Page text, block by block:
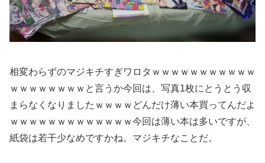
相変わらずのマジキチすぎワロタｗｗｗｗｗｗｗｗｗｗｗ
ｗｗｗｗｗｗｗｗと言うか今回は、写真1枚にとうとう収
まらなくなりましたｗｗｗｗどんだけ薄い本買ってんだよ
ｗｗｗｗｗｗｗｗｗｗｗｗｗ今回は薄い本は多いですが、
紙袋は若干少なめですかね。マジキチなことだ。